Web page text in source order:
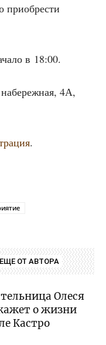
при­об­ре­сти
в 18:00.
4А,
.
ЕЩЕ ОТ АВТОРА
Олеся
о жизни
Кастро